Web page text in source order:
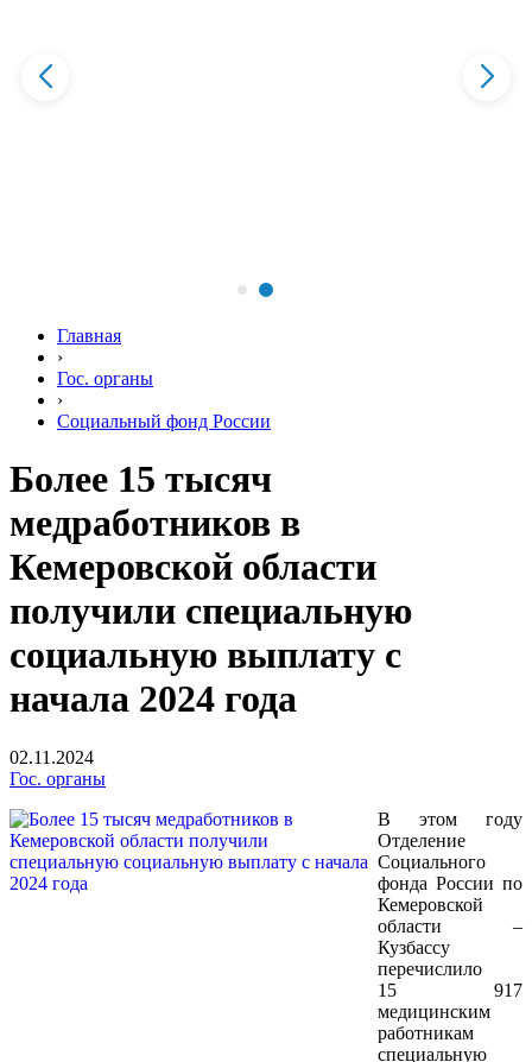
Главная
›
Гос. органы
›
Социальный фонд России
Более 15 тысяч
медработников в
Кемеровской области
получили специальную
социальную выплату с
начала 2024 года
02.11.2024
Гос. органы
В этом году
Отделение
Социального
фонда России по
Кемеровской
области –
Кузбассу
перечислило
15 917
медицинским
работникам
специальную